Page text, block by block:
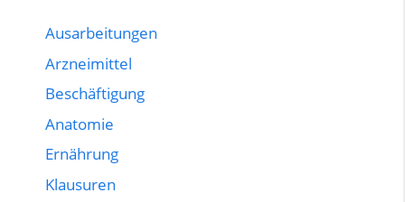
Ausarbeitungen
Arzneimittel
Beschäftigung
Anatomie
Ernährung
Klausuren